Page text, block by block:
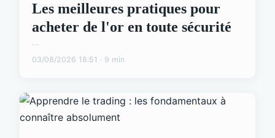
Les meilleures pratiques pour
acheter de l'or en toute sécurité
...
03/08/2026 18:51 · 9 min